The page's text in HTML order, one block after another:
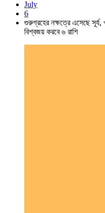
July
6
গুরুগ্রহের নক্ষত্রে এসেছে সূর্য,
বিশ্বজয় করবে ৬ রাশি